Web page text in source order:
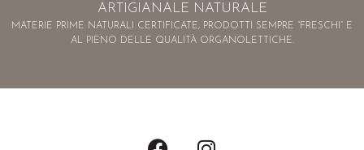
ARTIGIANALE NATURALE
MATERIE PRIME NATURALI CERTIFICATE, PRODOTTI SEMPRE “FRESCHI” E
AL PIENO DELLE QUALITÀ ORGANOLETTICHE.